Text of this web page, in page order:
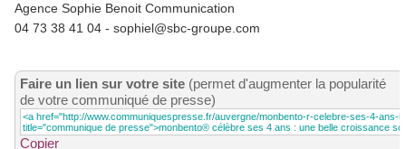
Agence Sophie Benoit Communication
04 73 38 41 04 - sophiel@sbc-groupe.com
Faire un lien sur votre site (permet d'augmenter la popularité
de votre communiqué de presse)
Copier